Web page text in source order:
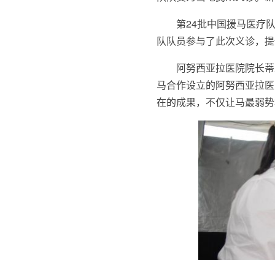
第24批中国援马医疗
队队员参与了此次义诊，
阿努西亚拉医院院长
马合作设立的阿努西亚拉
在的成果，不仅让马最弱